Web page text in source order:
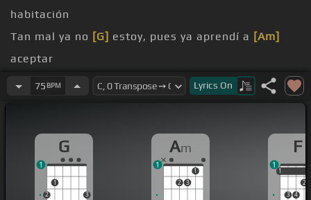
habitación
Tan mal ya no [G] estoy, pues ya aprendí a [Am]
aceptar
Tú pides no
más, que te llegue a[F]
75 BPM Lyrics On
G
2
1
3
1
Am
2 3
1
1
F
1
3 4
2
1
1